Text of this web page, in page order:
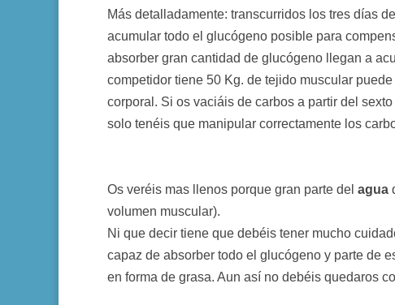
Más detalladamente: transcurridos los tres días
acumular todo el glucógeno posible para
absorber gran cantidad de glucógeno llegan a
competidor tiene 50 Kg. de tejido muscular
corporal. Si os vaciáis de carbos a partir del
solo tenéis que manipular correctamente los
Os veréis mas llenos porque gran parte del agua
volumen muscular).
Ni que decir tiene que debéis tener mucho
capaz de absorber todo el glucógeno y parte de
en forma de grasa. Aun así no debéis quedaros